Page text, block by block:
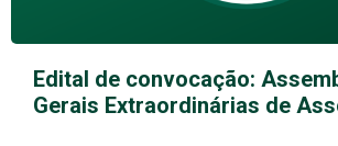
Edital de convocação:
Gerais Extraordinárias de